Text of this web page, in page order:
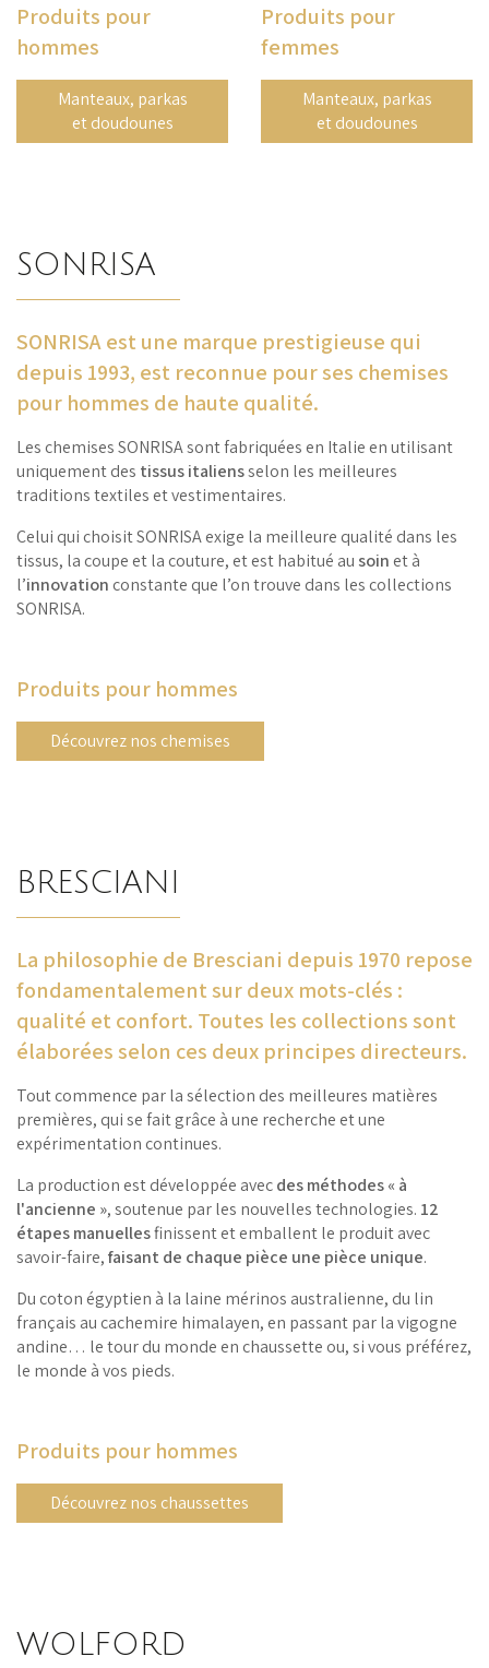
Produits pour
hommes
Manteaux, parkas
et doudounes
Produits pour
femmes
Manteaux, parkas
et doudounes
SONRISA
SONRISA est une marque prestigieuse qui
depuis 1993, est reconnue pour ses chemises
pour hommes de haute qualité.
Les chemises SONRISA sont fabriquées en Italie en utilisant
uniquement des tissus italiensselon les meilleures
traditions textiles et vestimentaires.
Celui qui choisit SONRISA exige la meilleure qualité dans les
tissus, la coupe et la couture, et est habitué au soin et à
l’innovation constante que l’on trouve dans les collections
SONRISA.
Produits pour hommes
Découvrez nos chemises
BRESCIANI
La philosophie de Bresciani depuis 1970 repose
fondamentalement sur deux mots-clés :
qualité et confort. Toutes les collections sont
élaborées selon ces deux principes directeurs.
Tout commence par la sélection des meilleures matières
premières, qui se fait grâce à une recherche et une
expérimentation continues.
La production est développée avecdes méthodes « à
l'ancienne », soutenue par les nouvelles technologies. 12
étapes manuellesfinissent et emballent le produit avec
savoir-faire,faisant de chaque pièce une pièce unique.
Du coton égyptien à la laine mérinos australienne, du lin
français au cachemire himalayen, en passant par la vigogne
andine… le tour du monde en chaussette ou, si vous préférez,
le monde à vos pieds.
Produits pour hommes
Découvrez nos chaussettes
WOLFORD